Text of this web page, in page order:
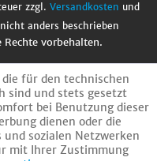
zzgl. Versandkosten und
anders beschrieben
vorbehalten.
die für den technischen
sind und stets gesetzt
bei Benutzung dieser
dienen oder die
sozialen Netzwerken
mit Ihrer Zustimmung